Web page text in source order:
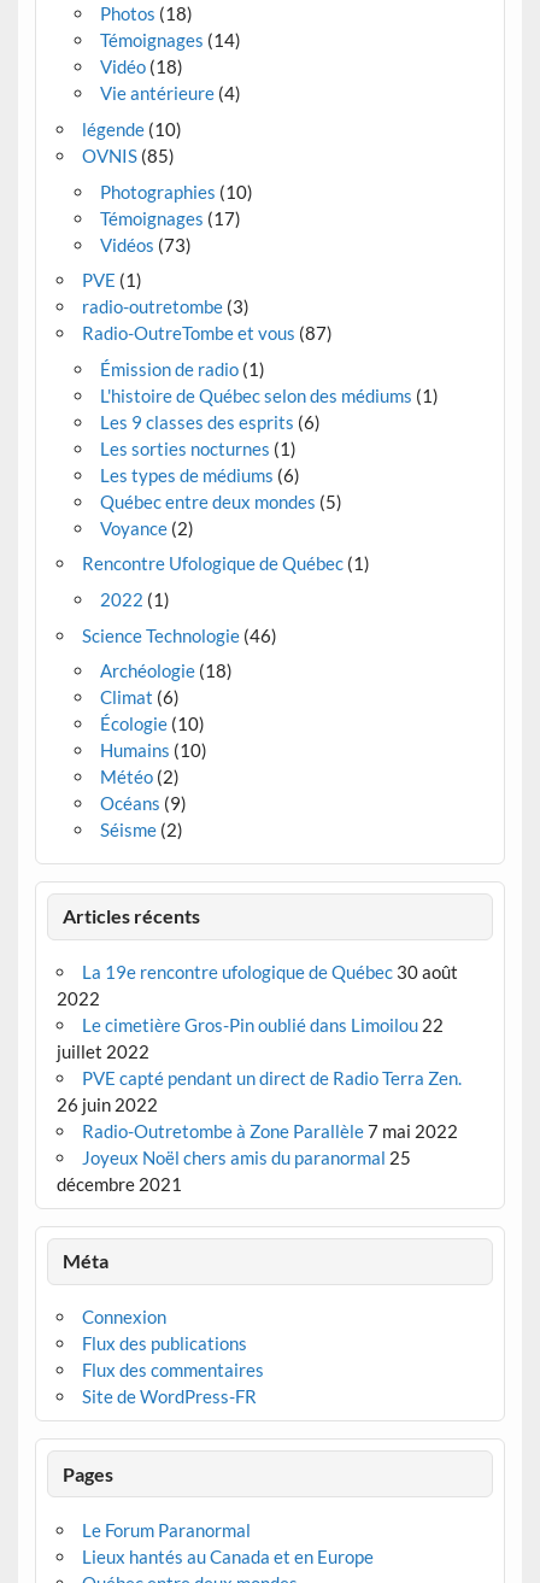
Photos (18)
Témoignages (14)
Vidéo(18)
Vie antérieure(4)
légende(10)
OVNIS(85)
Photographies (10)
Témoignages (17)
Vidéos (73)
PVE (1)
radio-outretombe(3)
Radio-OutreTombe et vous (87)
Émission de radio(1)
L'histoire de Québec selon des médiums (1)
Les 9 classes des esprits (6)
Les sorties nocturnes (1)
Les types de médiums (6)
Québec entre deux mondes (5)
Voyance(2)
Rencontre Ufologique de Québec(1)
2022 (1)
Science Technologie(46)
Archéologie(18)
Climat (6)
Écologie(10)
Humains (10)
Météo(2)
Océans (9)
Séisme(2)
Articles récents
La 19e rencontre ufologique de Québec 30 août
2022
Le cimetière Gros-Pin oublié dans Limoilou 22
juillet 2022
PVE capté pendant un direct de Radio Terra Zen.
26 juin 2022
Radio-Outretombe à Zone Parallèle7 mai 2022
Joyeux Noël chers amis du paranormal 25
décembre 2021
Méta
Connexion
Flux des publications
Flux des commentaires
Site de WordPress-FR
Pages
Le Forum Paranormal
Lieux hantés au Canada et en Europe